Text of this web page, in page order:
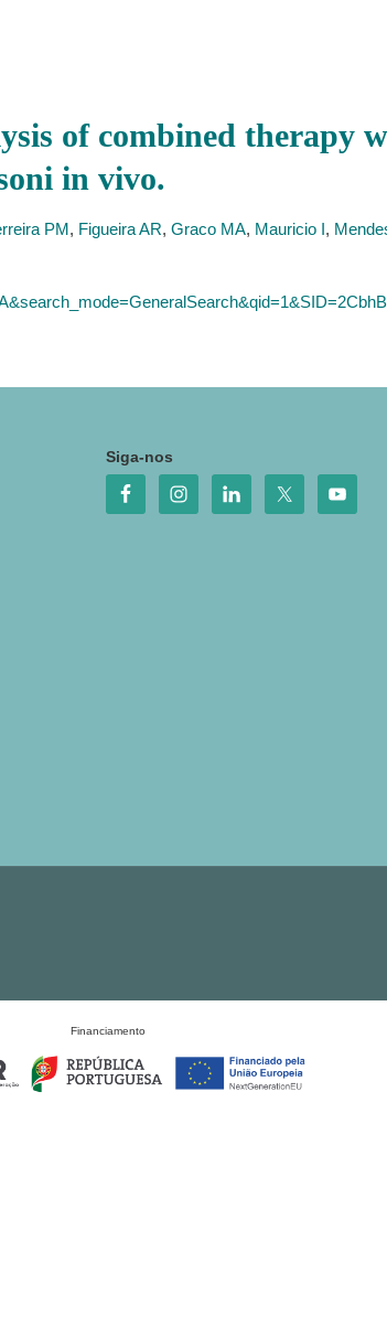
of combined therapy
in vivo.
PM, Figueira AR, Graco MA, Mauricio I,
Siga-nos
Financiamento